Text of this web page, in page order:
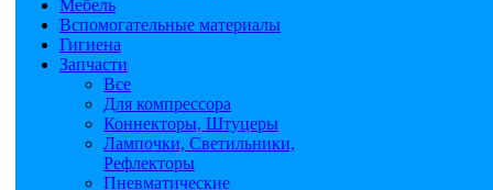
Мебель
Вспомогательные материалы
Гигиена
Запчасти
Все
Для компрессора
Коннекторы, Штуцеры
Лампочки, Светильники,
Рефлекторы
Пневматические